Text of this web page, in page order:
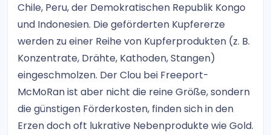
Chile, Peru, der Demokratischen Republik Kongo
und Indonesien. Die geförderten Kupfererze
werden zu einer Reihe von Kupferprodukten (z. B.
Konzentrate, Drähte, Kathoden, Stangen)
eingeschmolzen. Der Clou bei Freeport-
McMoRan ist aber nicht die reine Größe, sondern
die günstigen Förderkosten, finden sich in den
Erzen doch oft lukrative Nebenprodukte wie Gold.